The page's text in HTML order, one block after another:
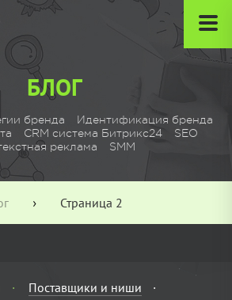
БЛОГ
бренда
Идентификация бренда
CRM система Битрикс24
SEO
реклама
SMM
› Страница 2
Поставщики и ниши